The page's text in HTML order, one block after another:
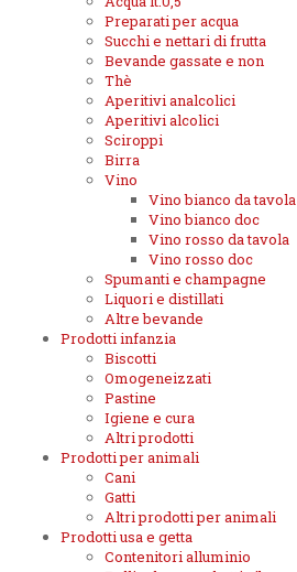
Preparati per acqua
Succhi e nettari di frutta
Bevande gassate e non
Thè
Aperitivi analcolici
Aperitivi alcolici
Sciroppi
Birra
Vino
Vino bianco da tavola
Vino bianco doc
Vino rosso da tavola
Vino rosso doc
Spumanti e champagne
Liquori e distillati
Altre bevande
Prodotti infanzia
Biscotti
Omogeneizzati
Pastine
Igiene e cura
Altri prodotti
Prodotti per animali
Cani
Gatti
Altri prodotti per animali
Prodotti usa e getta
Contenitori alluminio